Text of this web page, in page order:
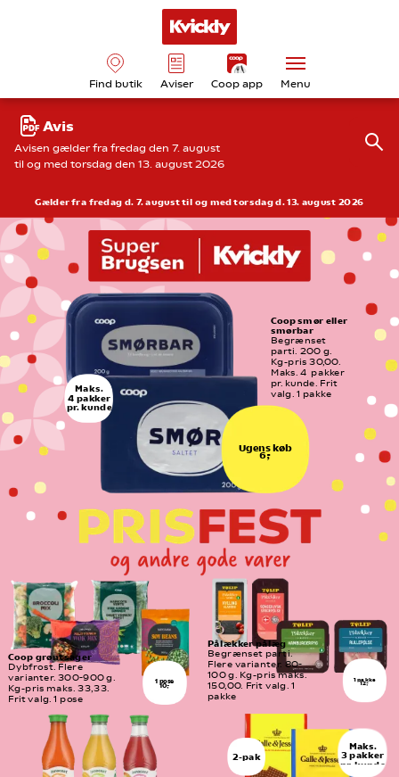
Find butik Aviser Coop app Menu
Avis
Avisen gælder fra fredag den 7. august
til og med torsdag den 13. august 2026
Ugens køb
6,-
Coop smør eller
smørbar
Begrænset
parti. 200 g.
Kg-pris 30,00.
Maks. 4  pakker
pr. kunde. Frit
valg. 1 pakke
1 pose
10,-
Coop grøntsager
Dybfrost. Flere
varianter. 300-900 g.
Kg-pris maks. 33,33.
Frit valg. 1 pose
1 pakke
12,-
Pålækker pålæg
Begrænset parti.
Flere varianter. 80-
100 g. Kg-pris maks.
150,00. Frit valg. 1
pakke
2-pak
Maks.
4 pakker
pr. kunde
Maks.
3 pakker
pr. kunde
Gælder fra fredag d. 7. august til og med torsdag d. 13. august 2026